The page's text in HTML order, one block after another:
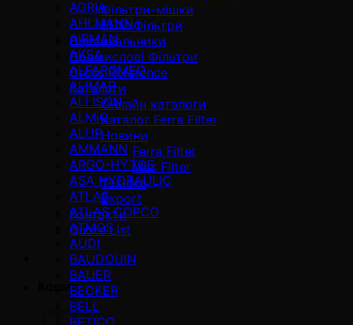
Фільтри-мішки
EDM Фільтри
Постачальники
Промислові Фільтри
Cross Reference
Каталоги
Онлайн каталоги
Каталог Ferra Filter
Новини
Ferra Filter
Mas Filter
Техніка
Export
Контакти
Quote List
Кошик
AGRIA
AHLMANN
AIRMAN
AKSA
ALFAROMEO
ALIMAR
ALLISON
ALMiG
ALUP
AMMANN
ARGO-HYTOS
ASA HYDRAULIC
ATLAS
ATLAS COPCO
ATMOS
AUDI
BAUDOUIN
BAUER
BECKER
BELL
BETICO